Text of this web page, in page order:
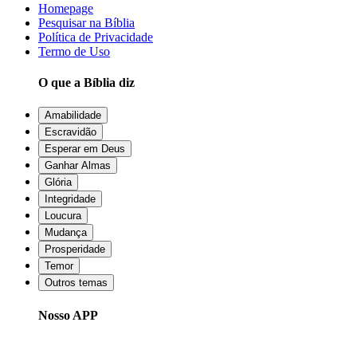
Homepage
Pesquisar na Bíblia
Política de Privacidade
Termo de Uso
O que a Bíblia diz
Amabilidade
Escravidão
Esperar em Deus
Ganhar Almas
Glória
Integridade
Loucura
Mudança
Prosperidade
Temor
Outros temas
Nosso APP